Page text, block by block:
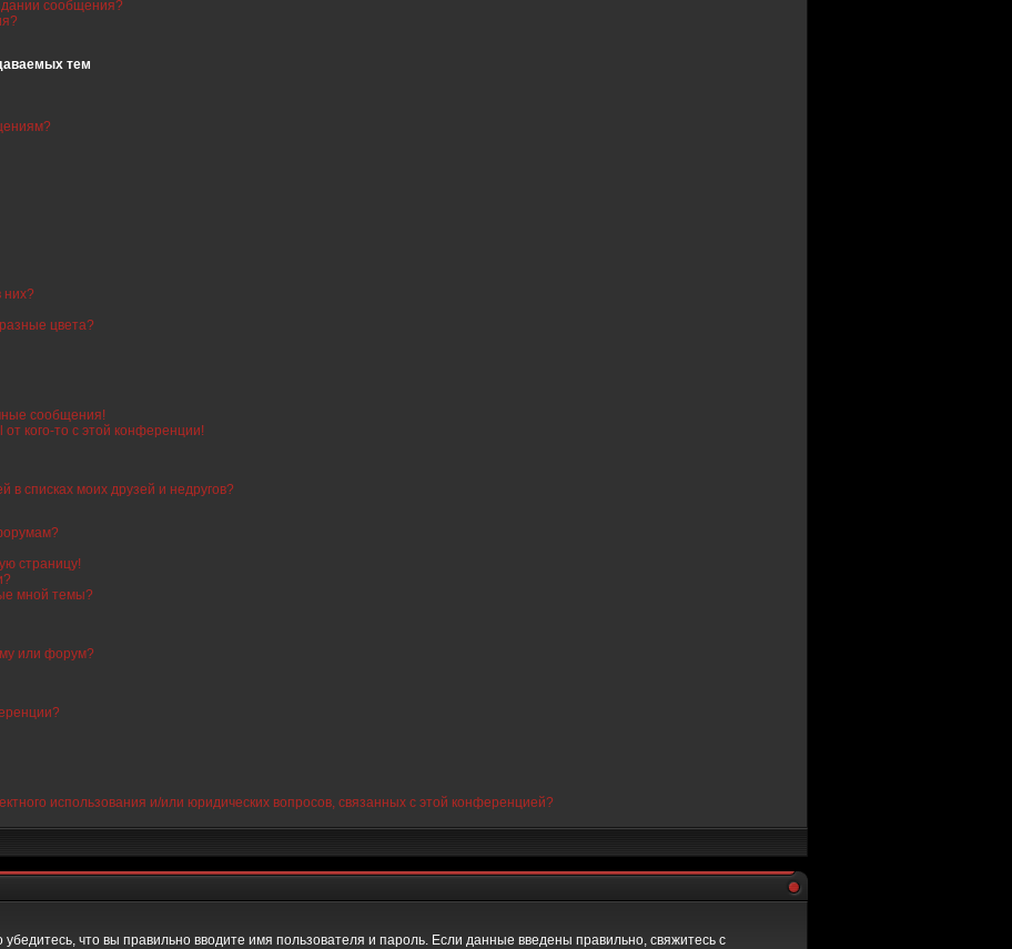
сообщения?
тем
них?
цвета?
сообщения!
кого-то с этой конференции!
в списках моих друзей и недругов?
страницу!
мной темы?
или форум?
использования и/или юридических вопросов, связанных с этой конференцией?
что вы правильно вводите имя пользователя и пароль. Если данные введены правильно, свяжитесь с